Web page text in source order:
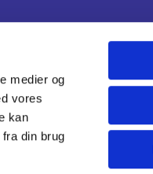
medier og
vores
kan
din brug